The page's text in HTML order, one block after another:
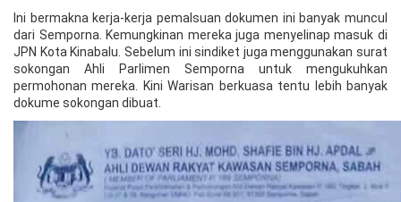
Ini bermakna kerja-kerja pemalsuan dokumen ini banyak muncul
dari Semporna. Kemungkinan mereka juga menyelinap masuk di
JPN Kota Kinabalu. Sebelum ini sindiket juga menggunakan surat
sokongan Ahli Parlimen Semporna untuk mengukuhkan
permohonan mereka. Kini Warisan berkuasa tentu lebih banyak
dokume sokongan dibuat.